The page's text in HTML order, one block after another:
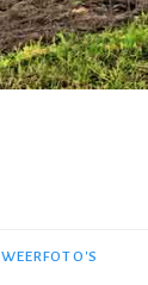
WEERFOTO'S